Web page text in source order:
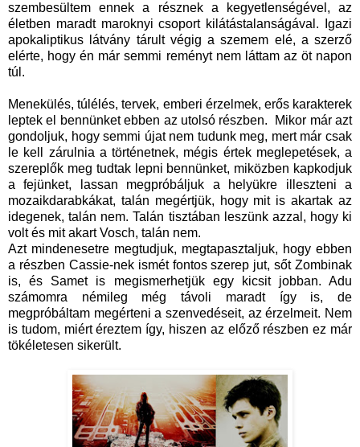
szembesültem ennek a résznek a kegyetlenségével, az
életben maradt maroknyi csoport kilátástalanságával. Igazi
apokaliptikus látvány tárult végig a szemem elé, a szerző
elérte, hogy én már semmi reményt nem láttam az öt napon
túl.
Menekülés, túlélés, tervek, emberi érzelmek, erős karakterek
leptek el bennünket ebben az utolsó részben. Mikor már azt
gondoljuk, hogy semmi újat nem tudunk meg, mert már csak
le kell zárulnia a történetnek, mégis értek meglepetések, a
szereplők meg tudtak lepni bennünket, miközben kapkodjuk
a fejünket, lassan megpróbáljuk a helyükre illeszteni a
mozaikdarabkákat, talán megértjük, hogy mit is akartak az
idegenek, talán nem. Talán tisztában leszünk azzal, hogy ki
volt és mit akart Vosch, talán nem.
Azt mindenesetre megtudjuk, megtapasztaljuk, hogy ebben
a részben Cassie-nek ismét fontos szerep jut, sőt Zombinak
is, és Samet is megismerhetjük egy kicsit jobban. Adu
számomra némileg még távoli maradt így is, de
megpróbáltam megérteni a szenvedéseit, az érzelmeit. Nem
is tudom, miért éreztem így, hiszen az előző részben ez már
tökéletesen sikerült.